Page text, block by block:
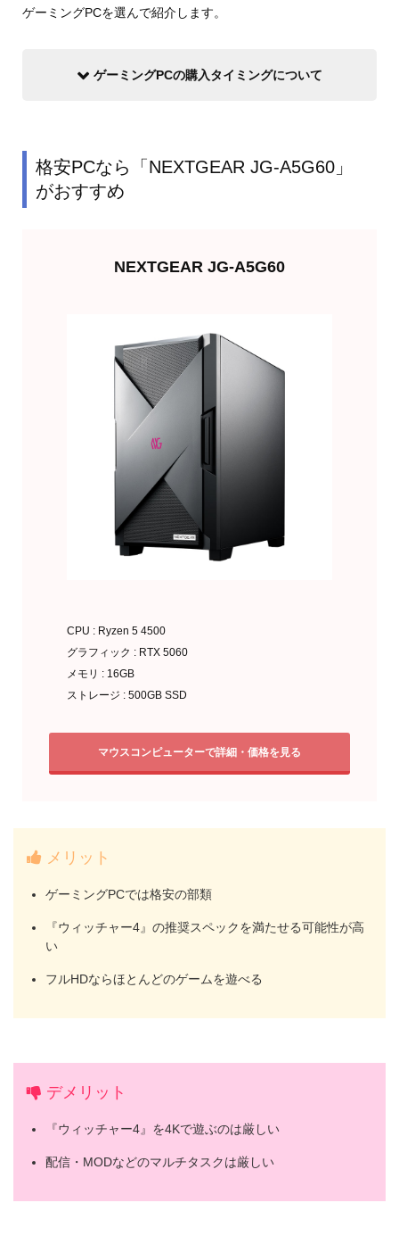
ゲーミングPCを選んで紹介します。
ゲーミングPCの購入タイミングについて
格安PCなら「NEXTGEAR JG-A5G60」
がおすすめ
NEXTGEAR JG-A5G60
CPU : Ryzen 5 4500
グラフィック : RTX 5060
メモリ : 16GB
ストレージ : 500GB SSD
マウスコンピューターで詳細・価格を見る
メリット
ゲーミングPCでは格安の部類
『ウィッチャー4』の推奨スペックを満たせる可能性が高
い
フルHDならほとんどのゲームを遊べる
デメリット
『ウィッチャー4』を4Kで遊ぶのは厳しい
配信・MODなどのマルチタスクは厳しい